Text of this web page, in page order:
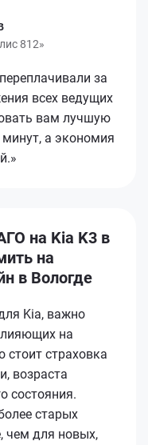
812»
за
всех ведущих
вам лучшую
а экономия
на Kia K3 в
на
в Вологде
Kia, важно
на
стоит страховка
возраста
состояния.
старых
чем для новых,